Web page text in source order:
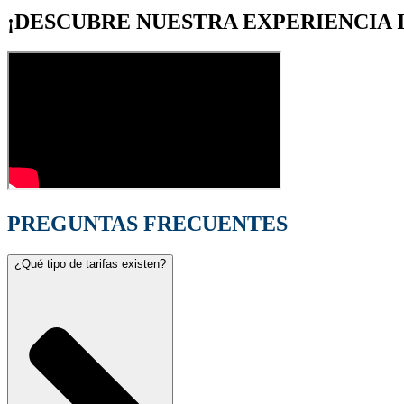
¡DESCUBRE NUESTRA EXPERIENCIA
PREGUNTAS FRECUENTES
¿Qué tipo de tarifas existen?